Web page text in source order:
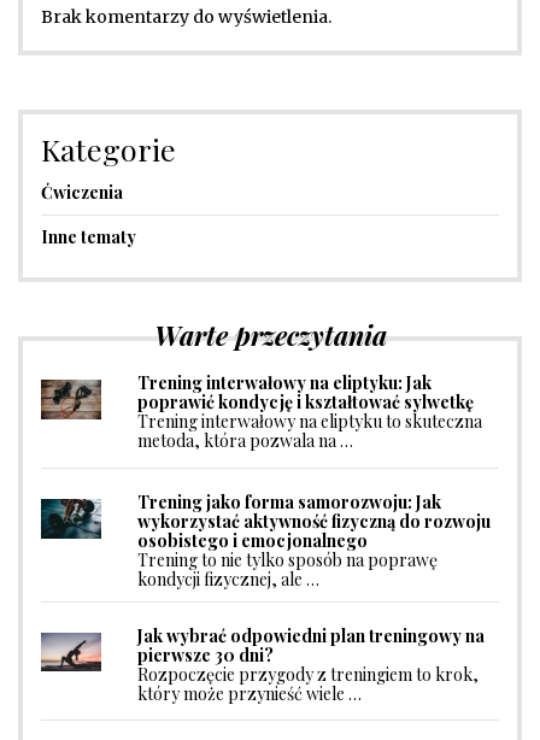
Brak komentarzy do wyświetlenia.
Kategorie
Ćwiczenia
Inne tematy
Warte przeczytania
Trening interwałowy na eliptyku: Jak
poprawić kondycję i kształtować sylwetkę
Trening interwałowy na eliptyku to skuteczna
metoda, która pozwala na …
Trening jako forma samorozwoju: Jak
wykorzystać aktywność fizyczną do rozwoju
osobistego i emocjonalnego
Trening to nie tylko sposób na poprawę
kondycji fizycznej, ale …
Jak wybrać odpowiedni plan treningowy na
pierwsze 30 dni?
Rozpoczęcie przygody z treningiem to krok,
który może przynieść wiele …